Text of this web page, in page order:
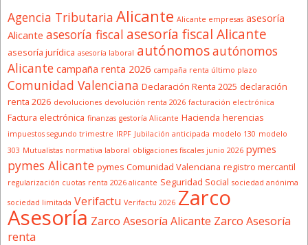
Agencia Tributaria Alicante Alicante empresas asesoría
Alicante asesoría fiscal asesoría fiscal Alicante
asesoría jurídica asesoría laboral autónomosautónomos
Alicante campaña renta 2026 campaña renta último plazo
Comunidad Valenciana Declaración Renta 2025 declaración
renta 2026 devoluciones devolución renta 2026 facturación electrónica
Factura electrónica finanzas gestoría Alicante Hacienda herencias
impuestos segundo trimestre IRPF Jubilación anticipada modelo 130 modelo
303 Mutualistas normativa laboral obligaciones fiscales junio 2026 pymes
pymes Alicante pymes Comunidad Valenciana registro mercantil
regularización cuotas renta 2026 alicante Seguridad Social sociedad anónima
sociedad limitada Verifactu Verifactu 2026 Zarco
Asesoría Zarco Asesoría Alicante Zarco Asesoría
renta